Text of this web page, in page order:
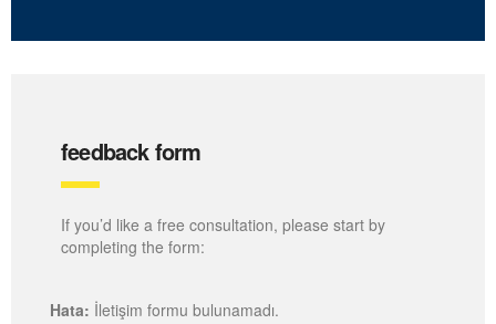
feedback form
If you’d like a free consultation, please start by
completing the form:
Hata: İletişim formu bulunamadı.